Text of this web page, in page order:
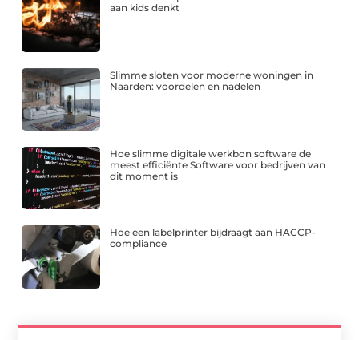
aan kids denkt
Slimme sloten voor moderne woningen in
Naarden: voordelen en nadelen
Hoe slimme digitale werkbon software de
meest efficiënte Software voor bedrijven van
dit moment is
Hoe een labelprinter bijdraagt aan HACCP-
compliance